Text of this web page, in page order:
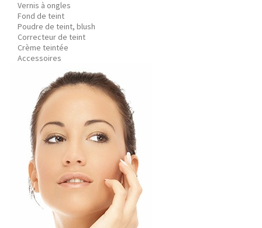
Vernis à ongles
Fond de teint
Poudre de teint, blush
Correcteur de teint
Crème teintée
Accessoires